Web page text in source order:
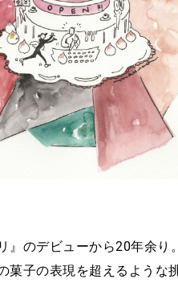
お知らせ
& Informations
』のデビューから20年余り
菓子の表現を超えるような